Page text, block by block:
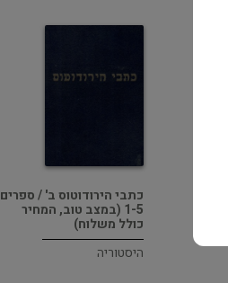
כתבי הירודוטוס ב' / ספרים
1-5 (במצב טוב, המחיר
כולל משלוח)
היסטוריה